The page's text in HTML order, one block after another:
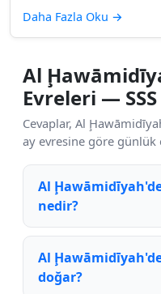
Daha Fazla Oku →
Al
Evreleri — SSS
Cevaplar, Al
ay evresine göre günlük
Al
nedir?
Al
doğar?